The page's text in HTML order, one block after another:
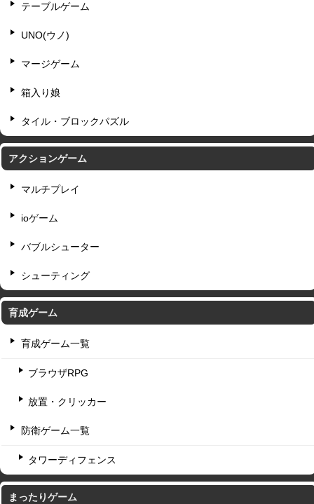
テーブルゲーム
UNO(ウノ)
マージゲーム
箱入り娘
タイル・ブロックパズル
アクションゲーム
マルチプレイ
ioゲーム
バブルシューター
シューティング
育成ゲーム
育成ゲーム一覧
ブラウザRPG
放置・クリッカー
防衛ゲーム一覧
タワーディフェンス
まったりゲーム